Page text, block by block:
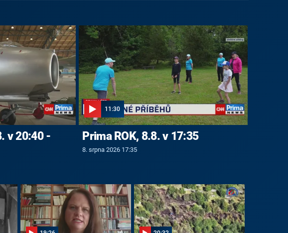
v 20:40 -
11:30
Prima ROK, 8.8. v 17:35
8. srpna 2026 17:35